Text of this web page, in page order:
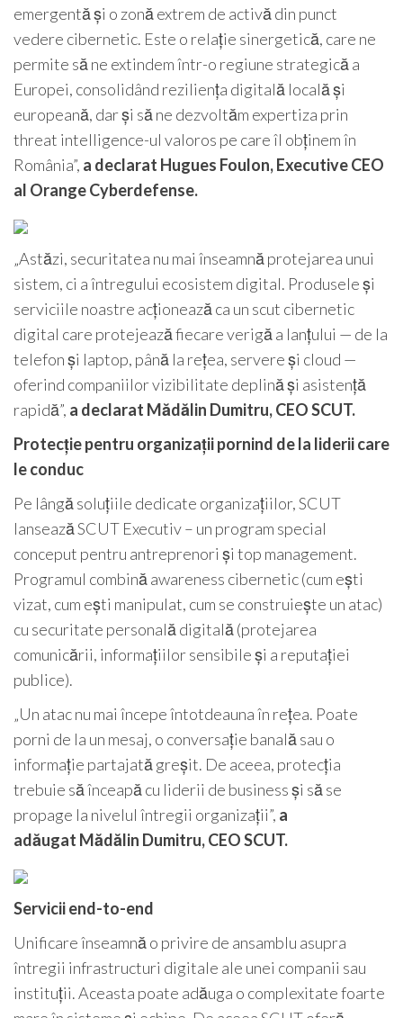
emergentă și o zonă extrem de activă din punct
vedere cibernetic. Este o relație sinergetică, care ne
permite să ne extindem într-o regiune strategică a
Europei, consolidând reziliența digitală locală și
europeană, dar și să ne dezvoltăm expertiza prin
threat intelligence-ul valoros pe care îl obținem în
România”, a declarat Hugues Foulon, Executive CEO
al Orange Cyberdefense.
„Astăzi, securitatea nu mai înseamnă protejarea unui
sistem, ci a întregului ecosistem digital. Produsele și
serviciile noastre acționează ca un scut cibernetic
digital care protejează fiecare verigă a lanțului — de la
telefon și laptop, până la rețea, servere și cloud —
oferind companiilor vizibilitate deplină și asistență
rapidă”, a declarat Mădălin Dumitru, CEO SCUT.
Protecție pentru organizații pornind de la liderii care
le conduc
Pe lângă soluțiile dedicate organizațiilor, SCUT
lansează SCUT Executiv – un program special
conceput pentru antreprenori și top management.
Programul combină awareness cibernetic (cum ești
vizat, cum ești manipulat, cum se construiește un atac)
cu securitate personală digitală (protejarea
comunicării, informațiilor sensibile și a reputației
publice).
„Un atac nu mai începe întotdeauna în rețea. Poate
porni de la un mesaj, o conversație banală sau o
informație partajată greșit. De aceea, protecția
trebuie să înceapă cu liderii de business și să se
propage la nivelul întregii organizații”, a
adăugat Mădălin Dumitru, CEO SCUT.
Servicii end-to-end
Unificare înseamnă o privire de ansamblu asupra
întregii infrastructuri digitale ale unei companii sau
instituții. Aceasta poate adăuga o complexitate foarte